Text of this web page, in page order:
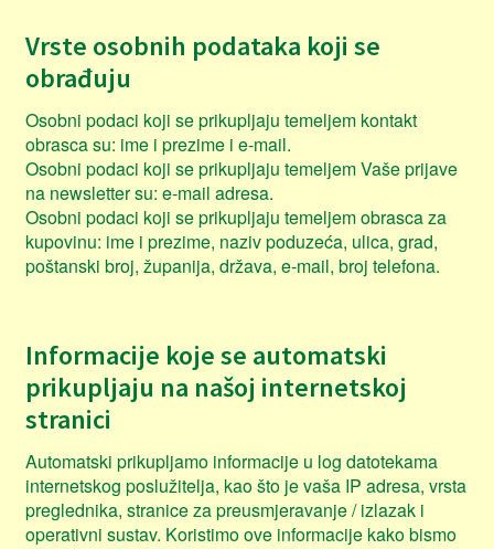
Vrste osobnih podataka koji se
obrađuju
Osobni podaci koji se prikupljaju temeljem kontakt
obrasca su: ime i prezime i e-mail.
Osobni podaci koji se prikupljaju temeljem Vaše prijave
na newsletter su: e-mail adresa.
Osobni podaci koji se prikupljaju temeljem obrasca za
kupovinu: ime i prezime, naziv poduzeća, ulica, grad,
poštanski broj, županija, država, e-mail, broj telefona.
Informacije koje se automatski
prikupljaju na našoj internetskoj
stranici
Automatski prikupljamo informacije u log datotekama
internetskog poslužitelja, kao što je vaša IP adresa, vrsta
preglednika, stranice za preusmjeravanje / izlazak i
operativni sustav. Koristimo ove informacije kako bismo